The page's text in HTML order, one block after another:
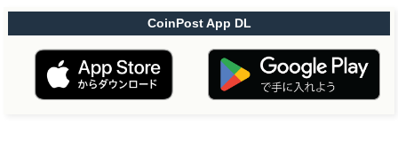
CoinPost App DL